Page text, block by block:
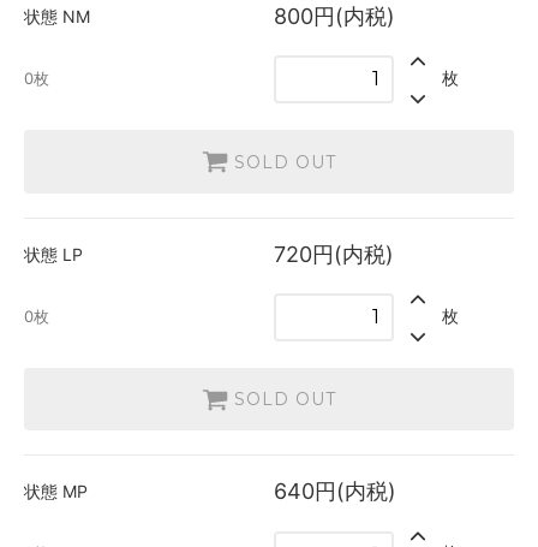
英語
800円(内税)
0枚
0枚
英語
日本語
状態 NM 800円(内税)
0枚 枚
SOLD OUT
状態 LP 720円(内税)
0枚 枚
SOLD OUT
状態 MP 640円(内税)